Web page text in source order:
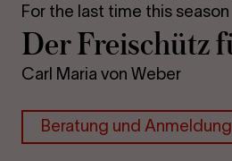
For the last time this season
Der Freischütz
Carl Maria von Weber
Beratung und Anmeldung